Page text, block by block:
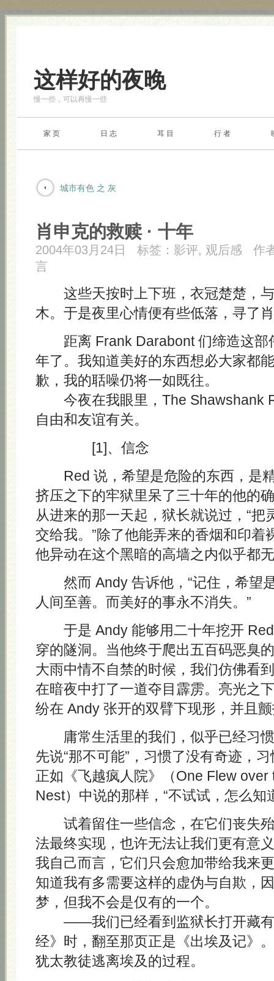
这样好的夜晚
慢一些，可以再慢一些
家 页 日 志 耳 目 行 者
城市有色 之 灰
肖申克的救赎 · 十年
2004年03月24日 标签： 影评, 观后感
作
言
这些天按时上下班，衣冠楚楚，与
木。于是夜里心情便有些低落，寻了
距离 Frank Darabont 们缔造这部
年了。我知道美好的东西想必大家都
歉，我的聒噪仍将一如既往。
今夜在我眼里，The Shawshank
自由和友谊有关。
[1]、信念
Red 说，希望是危险的东西，是
挤压之下的牢狱里呆了三十年的他的
从进来的那一天起，狱长就说过，“把
交给我。”除了他能弄来的香烟和印着
他异动在这个黑暗的高墙之内似乎都
然而 Andy 告诉他，“记住，希望
人间至善。而美好的事永不消失。”
于是 Andy 能够用二十年挖开 Red
穿的隧洞。当他终于爬出五百码恶臭
大雨中情不自禁的时候，我们仿佛看
在暗夜中打了一道夺目霹雳。亮光之
纷在 Andy 张开的双臂下现形，并且
庸常生活里的我们，似乎已经习惯
先说“那不可能”，习惯了没有奇迹，
正如《飞越疯人院》（One Flew over
Nest）中说的那样，“不试试，怎么知
试着留住一些信念，在它们丧失殆
法最终实现，也许无法让我们更有
我自己而言，它们只会愈加带给我来
知道我有多需要这样的虚伪与自欺，
梦，但我不会是仅有的一个。
——我们已经看到监狱长打开藏有
经》时，翻至那页正是《出埃及记》
犹太教徒逃离埃及的过程。